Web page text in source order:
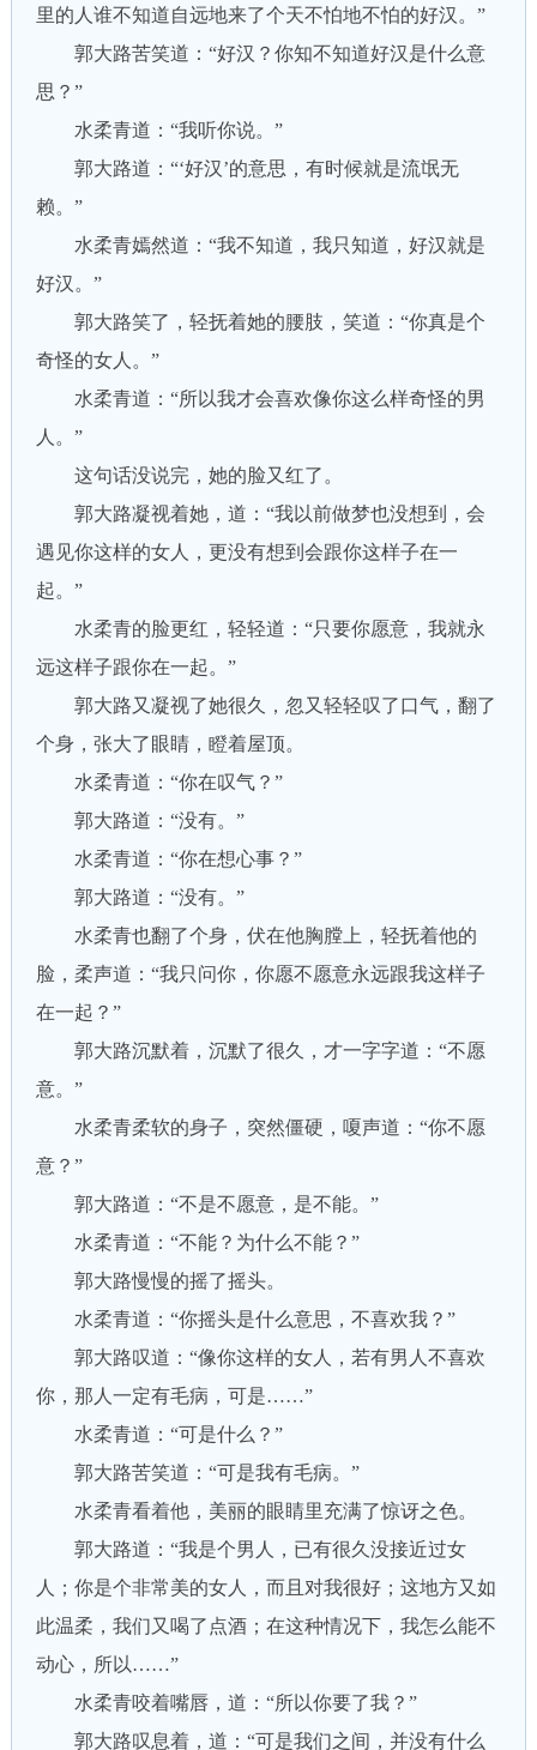
里的人谁不知道自远地来了个天不怕地不怕的好汉。”
郭大路苦笑道：“好汉？你知不知道好汉是什么意
思？”
水柔青道：“我听你说。”
郭大路道：“‘好汉’的意思，有时候就是流氓无
赖。”
水柔青嫣然道：“我不知道，我只知道，好汉就是
好汉。”
郭大路笑了，轻抚着她的腰肢，笑道：“你真是个
奇怪的女人。”
水柔青道：“所以我才会喜欢像你这么样奇怪的男
人。”
这句话没说完，她的脸又红了。
郭大路凝视着她，道：“我以前做梦也没想到，会
遇见你这样的女人，更没有想到会跟你这样子在一
起。”
水柔青的脸更红，轻轻道：“只要你愿意，我就永
远这样子跟你在一起。”
郭大路又凝视了她很久，忽又轻轻叹了口气，翻了
个身，张大了眼睛，瞪着屋顶。
水柔青道：“你在叹气？”
郭大路道：“没有。”
水柔青道：“你在想心事？”
郭大路道：“没有。”
水柔青也翻了个身，伏在他胸膛上，轻抚着他的
脸，柔声道：“我只问你，你愿不愿意永远跟我这样子
在一起？”
郭大路沉默着，沉默了很久，才一字字道：“不愿
意。”
水柔青柔软的身子，突然僵硬，嗄声道：“你不愿
意？”
郭大路道：“不是不愿意，是不能。”
水柔青道：“不能？为什么不能？”
郭大路慢慢的摇了摇头。
水柔青道：“你摇头是什么意思，不喜欢我？”
郭大路叹道：“像你这样的女人，若有男人不喜欢
你，那人一定有毛病，可是……”
水柔青道：“可是什么？”
郭大路苦笑道：“可是我有毛病。”
水柔青看着他，美丽的眼睛里充满了惊讶之色。
郭大路道：“我是个男人，已有很久没接近过女
人；你是个非常美的女人，而且对我很好；这地方又如
此温柔，我们又喝了点酒；在这种情况下，我怎么能不
动心，所以……”
水柔青咬着嘴唇，道：“所以你要了我？”
郭大路叹息着，道：“可是我们之间，并没有什么